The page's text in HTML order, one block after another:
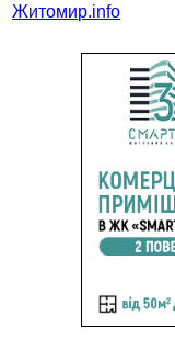
Житомир.info